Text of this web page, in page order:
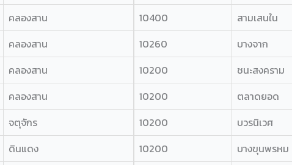
คลองสาน
คลองสาน
คลองสาน
คลองสาน
จตุจักร
ดินแดง
10400
สามเสนใน
10260
บางจาก
10200
ชนะสงคราม
10200
ตลาดยอด
10200
บวรนิเวศ
10200
บางขุนพรหม